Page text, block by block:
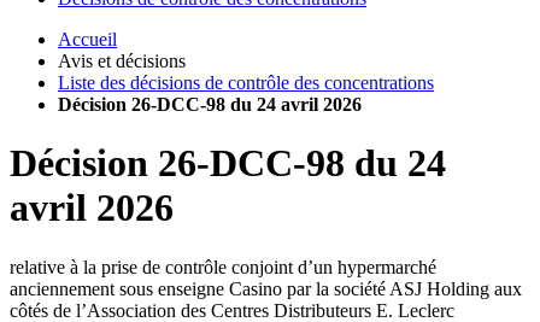
Accueil
Avis et décisions
Liste des décisions de contrôle des concentrations
Décision 26-DCC-98 du 24 avril 2026
Décision 26-DCC-98 du 24
avril 2026
relative à la prise de contrôle conjoint d’un hypermarché
anciennement sous enseigne Casino par la société ASJ Holding aux
côtés de l’Association des Centres Distributeurs E. Leclerc